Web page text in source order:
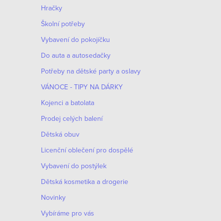
n
n
í
p
a
n
e
l
Hračky
Školní potřeby
Vybavení do pokojíčku
Do auta a autosedačky
Potřeby na dětské party a oslavy
VÁNOCE - TIPY NA DÁRKY
Kojenci a batolata
Prodej celých balení
Dětská obuv
Licenční oblečení pro dospělé
Vybavení do postýlek
Dětská kosmetika a drogerie
Novinky
Vybíráme pro vás